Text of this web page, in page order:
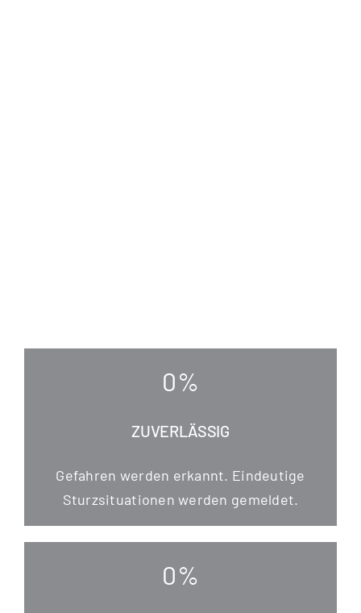
0%
ZUVERLÄSSIG
Gefah­ren wer­den erkannt. Ein­deu­ti­ge
Sturz­si­tua­tio­nen wer­den gemeldet.
0%